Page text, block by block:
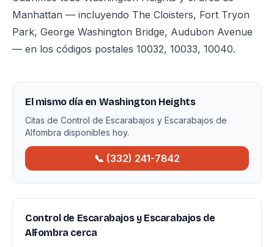
Manhattan — incluyendo The Cloisters, Fort Tryon
Park, George Washington Bridge, Audubon Avenue
— en los códigos postales 10032, 10033, 10040.
El mismo día en Washington Heights
Citas de Control de Escarabajos y Escarabajos de
Alfombra disponibles hoy.
📞 (332) 241-7842
Control de Escarabajos y Escarabajos de
Alfombra cerca